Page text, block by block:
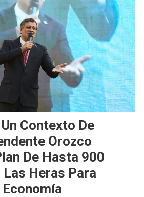
Contexto De
Orozco
De Hasta 900
Heras Para